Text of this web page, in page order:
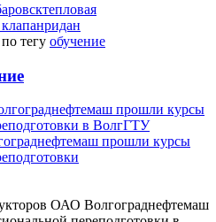
тепловая
ридан
тегу обучение
прошли курсы
ОАО Волгограднефтемаш